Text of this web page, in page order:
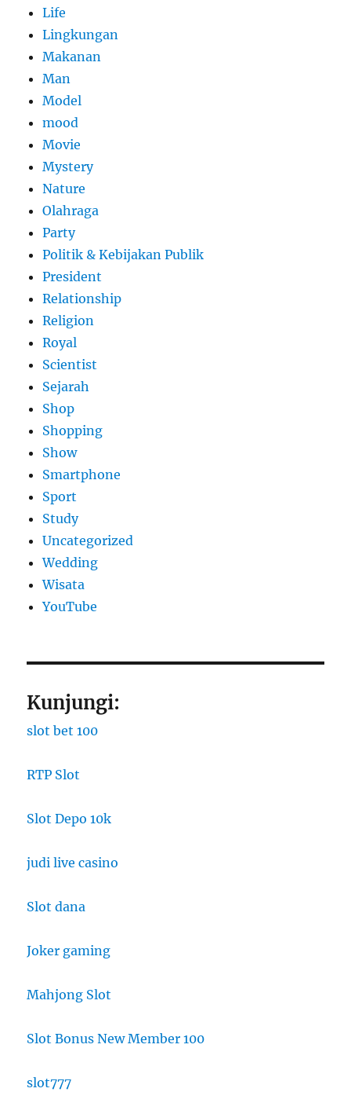
Life
Lingkungan
Makanan
Man
Model
mood
Movie
Mystery
Nature
Olahraga
Party
Politik & Kebijakan Publik
President
Relationship
Religion
Royal
Scientist
Sejarah
Shop
Shopping
Show
Smartphone
Sport
Study
Uncategorized
Wedding
Wisata
YouTube
Kunjungi:
slot bet 100
RTP Slot
Slot Depo 10k
judi live casino
Slot dana
Joker gaming
Mahjong Slot
Slot Bonus New Member 100
slot777